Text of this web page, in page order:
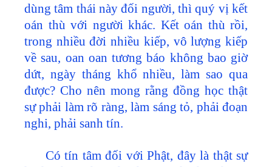
dùng tâm thái này đối người, thì quý vị kết
oán thù với người khác. Kết oán thù rồi,
trong nhiều đời nhiều kiếp, vô lượng kiếp
về sau, oan oan tương báo không bao giờ
dứt, ngày tháng khổ nhiều, làm sao qua
được? Cho nên mong rằng đồng học thật
sự phải làm rõ ràng, làm sáng tỏ, phải đoạn
nghi, phải sanh tín.
Có tín tâm đối với Phật, đây là thật sự